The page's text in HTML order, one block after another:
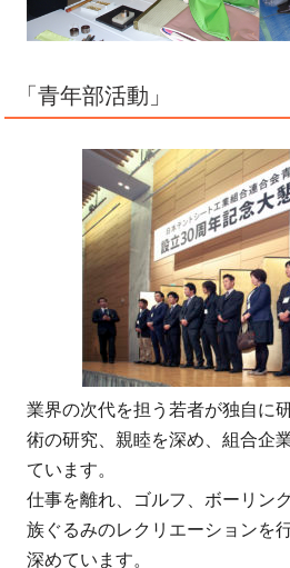
「青年部活動」
業界の次代を担う若者が独自に
術の研究、親睦を深め、組合企
ています。
仕事を離れ、ゴルフ、ボーリン
族ぐるみのレクリエーションを
深めています。